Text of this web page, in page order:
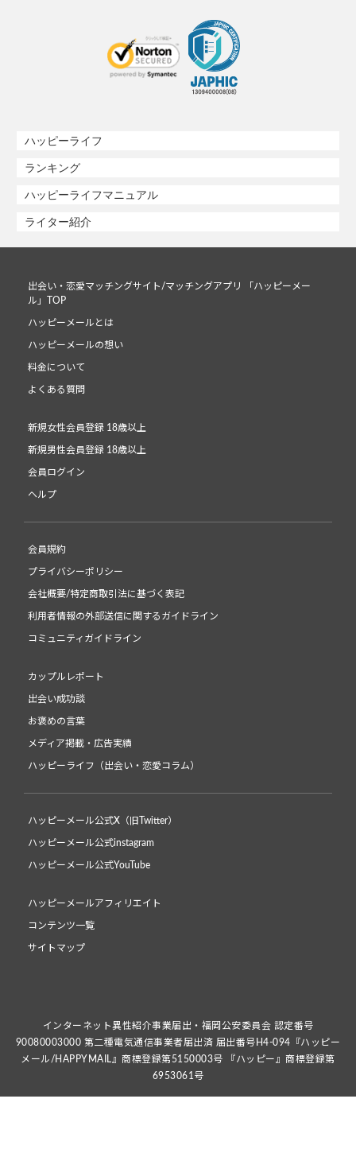
ハッピーライフ
ランキング
ハッピーライフマニュアル
ライター紹介
出会い・恋愛マッチングサイト/マッチングアプリ 「ハッピーメー
ル」TOP
ハッピーメールとは
ハッピーメールの想い
料金について
よくある質問
新規女性会員登録 18歳以上
新規男性会員登録 18歳以上
会員ログイン
ヘルプ
会員規約
プライバシーポリシー
会社概要/特定商取引法に基づく表記
利用者情報の外部送信に関するガイドライン
コミュニティガイドライン
カップルレポート
出会い成功談
お褒めの言葉
メディア掲載・広告実績
ハッピーライフ（出会い・恋愛コラム）
ハッピーメール公式X（旧Twitter）
ハッピーメール公式instagram
ハッピーメール公式YouTube
ハッピーメールアフィリエイト
コンテンツ一覧
サイトマップ
インターネット異性紹介事業届出・福岡公安委員会 認定番号
90080003000 第二種電気通信事業者届出済 届出番号H4-094『ハッピー
メール/HAPPYMAIL』商標登録第5150003号 『ハッピー』商標登録第
6953061号